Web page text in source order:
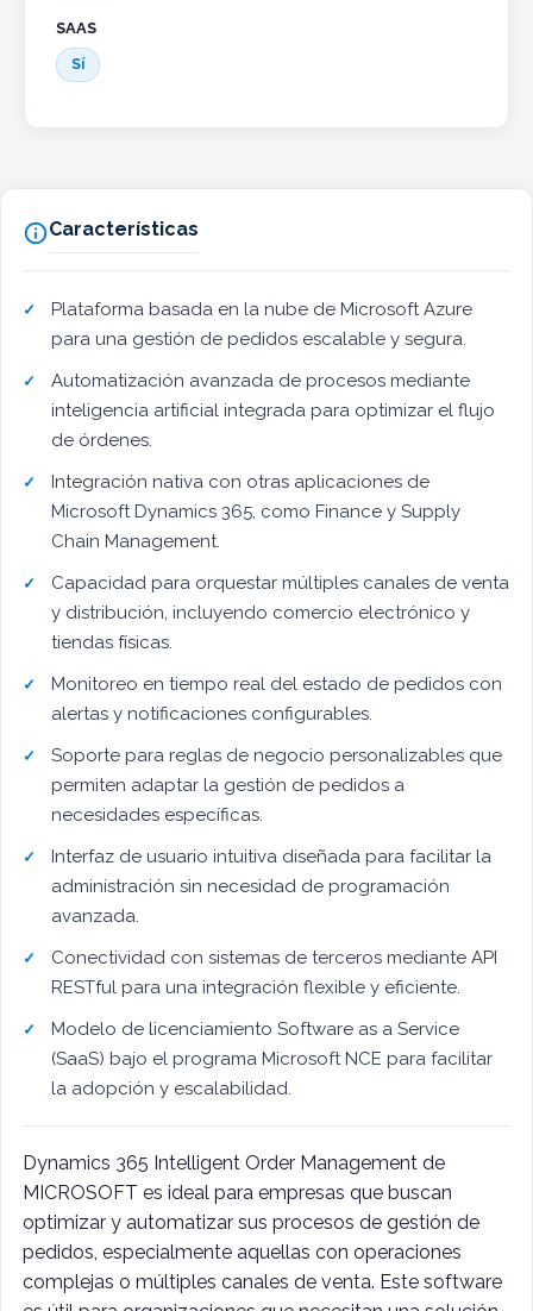
SAAS
Sí
Características
Plataforma basada en la nube de Microsoft Azure
para una gestión de pedidos escalable y segura.
Automatización avanzada de procesos mediante
inteligencia artificial integrada para optimizar el flujo
de órdenes.
Integración nativa con otras aplicaciones de
Microsoft Dynamics 365, como Finance y Supply
Chain Management.
Capacidad para orquestar múltiples canales de venta
y distribución, incluyendo comercio electrónico y
tiendas físicas.
Monitoreo en tiempo real del estado de pedidos con
alertas y notificaciones configurables.
Soporte para reglas de negocio personalizables que
permiten adaptar la gestión de pedidos a
necesidades específicas.
Interfaz de usuario intuitiva diseñada para facilitar la
administración sin necesidad de programación
avanzada.
Conectividad con sistemas de terceros mediante API
RESTful para una integración flexible y eficiente.
Modelo de licenciamiento Software as a Service
(SaaS) bajo el programa Microsoft NCE para facilitar
la adopción y escalabilidad.
Dynamics 365 Intelligent Order Management de
MICROSOFT es ideal para empresas que buscan
optimizar y automatizar sus procesos de gestión de
pedidos, especialmente aquellas con operaciones
complejas o múltiples canales de venta. Este software